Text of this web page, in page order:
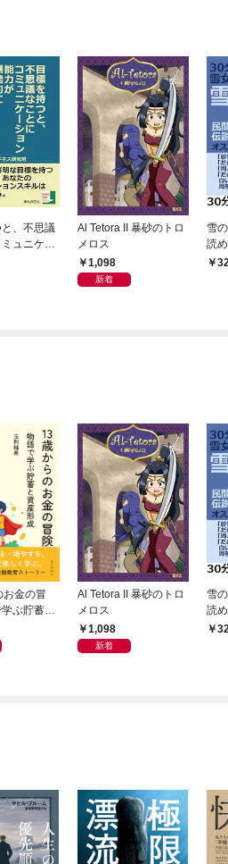
、不思議
ュニケー
爆発的に
Al Tetora II 暴砂のトロ
メロス
1,098
新着
雪
読
語
お金の冒
ぶ貯蓄と
Al Tetora II 暴砂のトロ
メロス
1,098
新着
雪
読
語